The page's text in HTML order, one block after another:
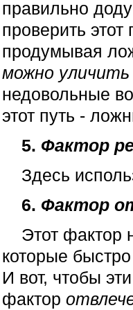
правильно
проверить
продумывая
можно
недовольные
этот путь -
5. Фактор
Здесь
6. Фактор
Этот фактор
которые
И вот, чтобы
фактор